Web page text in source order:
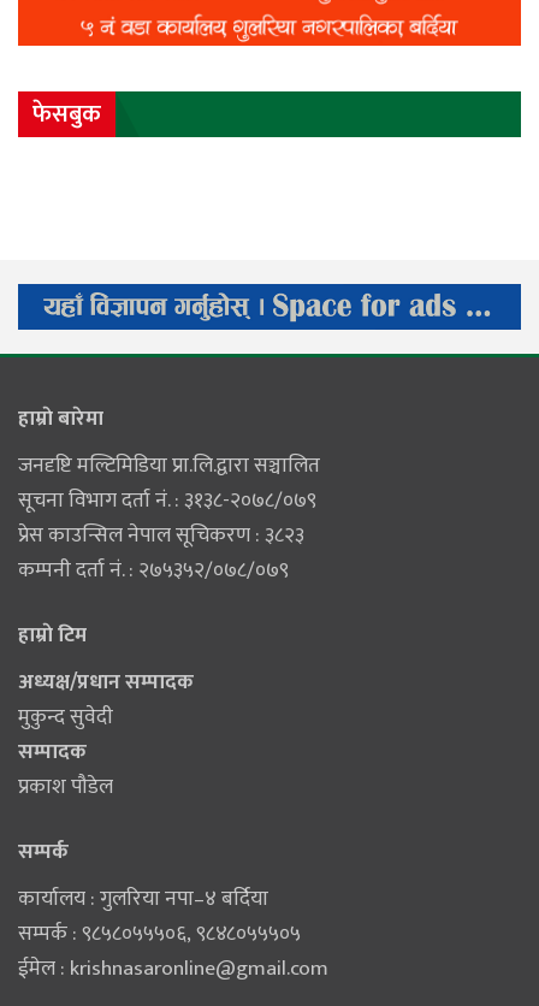
फेसबुक
हाम्राे बारेमा
जनदृष्टि मल्टिमिडिया प्रा.लि.द्वारा सञ्चालित
सूचना विभाग दर्ता नं. : ३१३८-२०७८/०७९
प्रेस काउन्सिल नेपाल सूचिकरण : ३८२३
कम्पनी दर्ता नं. : २७५३५२/०७८/०७९
हाम्राे टिम
अध्यक्ष/प्रधान सम्पादक
मुकुन्द सुवेदी
सम्पादक
प्रकाश पौडेल
सम्पर्क
कार्यालय : गुलरिया नपा–४ बर्दिया
सम्पर्क : ९८५८०५५५०६‚ ९८४८०५५५०५
ईमेल : krishnasaronline@gmail.com